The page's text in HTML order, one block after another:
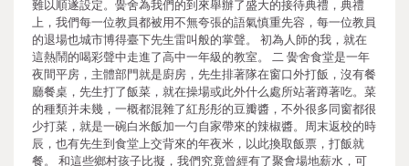
難以順遂設定。黌舍為我們的到來舉辦了盛大的接待典禮，典禮
上，我們每一位教員都被用不無夸張的語氣慎重先容，每一位教員
的退場也城市博得臺下先生雷叫般的掌聲。 初為人師的我，就在
這熱鬧的喝彩聲中走進了高中一年級的教室。 二 黌舍食堂是一年
夜間平房，主體部門就是廚房，先生排著隊在窗口外打飯，沒有餐
廳餐桌，先生打了飯菜，就在操場或此外什么處所站著蹲著吃。菜
的種類并未幾，一概都混雜了紅彤彤的豆瓣醬，不外很多同窗都很
少打菜，就是一碗白米飯加一勺自家帶來的辣椒醬。周末返校的時
辰，也有先生到食堂上交背來的年夜米，以此換取飯票，打飯就
餐。 和這些鄉村孩子比擬，我們究竟曾經有了聚會場地薪水，可